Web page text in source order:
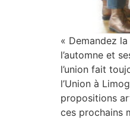
« Demandez
l’automne et
l’union fait
l’Union à
propositions
ces prochains